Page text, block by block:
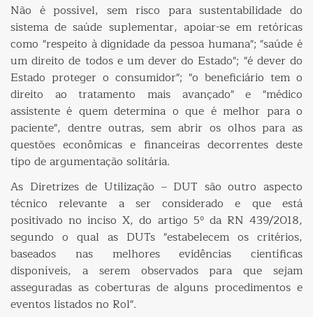
Não é possível, sem risco para sustentabilidade do
sistema de saúde suplementar, apoiar-se em retóricas
como "respeito à dignidade da pessoa humana"; "saúde é
um direito de todos e um dever do Estado"; "é dever do
Estado proteger o consumidor"; "o beneficiário tem o
direito ao tratamento mais avançado" e "médico
assistente é quem determina o que é melhor para o
paciente", dentre outras, sem abrir os olhos para as
questões econômicas e financeiras decorrentes deste
tipo de argumentação solitária.
As Diretrizes de Utilização – DUT são outro aspecto
técnico relevante a ser considerado e que está
positivado no inciso X, do artigo 5º da RN 439/2018,
segundo o qual as DUTs "estabelecem os critérios,
baseados nas melhores evidências científicas
disponíveis, a serem observados para que sejam
asseguradas as coberturas de alguns procedimentos e
eventos listados no Rol".